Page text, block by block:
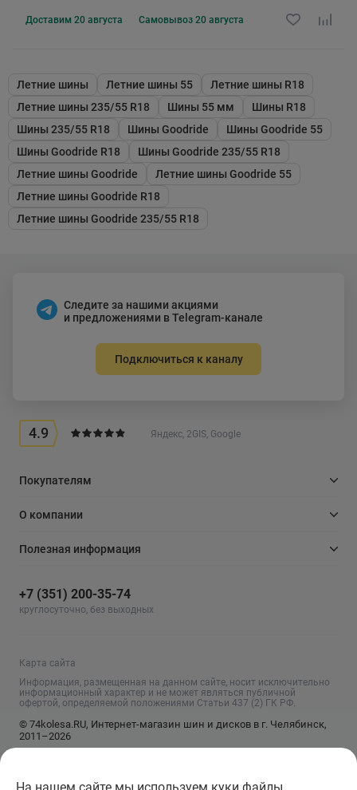
Доставим 20 августа Самовывоз 20 августа
Летние шины Летние шины 55
Летние шины R18
Летние шины 235/55 R18
Шины 55 мм
Шины R18
Шины 235/55 R18
Шины Goodride
Шины Goodride 55
Шины Goodride R18
Шины Goodride 235/55 R18
Летние шины Goodride
Летние шины Goodride 55
Летние шины Goodride R18
Летние шины Goodride 235/55 R18
Следите за нашими акциями
и предложениями в Telegram-канале
Подключиться к каналу
4.9 Яндекс, 2GIS, Google
Покупателям
О компании
Полезная информация
+7 (351) 200-35-74
круглосуточно, без выходных
Карта сайта
Информация, размещенная на данном сайте, носит исключительно
информационный характер и не может являться публичной
офертой, определяемой положениями Статьи 437 (2) ГК РФ.
© 74kolesa.RU, Интернет-магазин шин и дисков в г. Челябинск,
2011–2026